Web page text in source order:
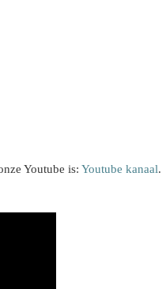
Youtube is: Youtube kanaal.